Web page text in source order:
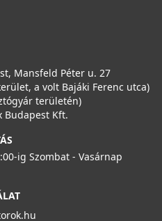
Mansfeld Péter u. 27
a volt Bajáki Ferenc utca)
területén)
Budapest Kft.
ig Szombat - Vasárnap